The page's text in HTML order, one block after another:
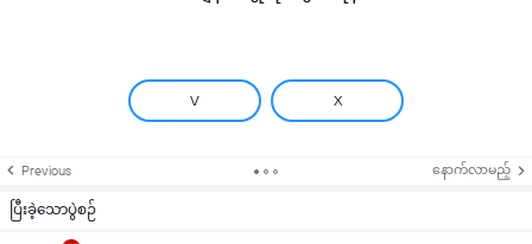
V X
Previous နောက်လာမည့်
ပြီးခဲ့သောပွဲစဉ်